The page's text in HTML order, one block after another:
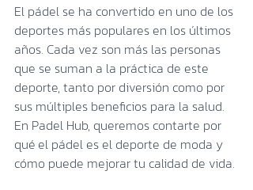
El pádel se ha convertido en uno de los
deportes más populares en los últimos
años. Cada vez son más las personas
que se suman a la práctica de este
deporte, tanto por diversión como por
sus múltiples beneficios para la salud.
En Padel Hub, queremos contarte por
qué el pádel es el deporte de moda y
cómo puede mejorar tu calidad de vida.